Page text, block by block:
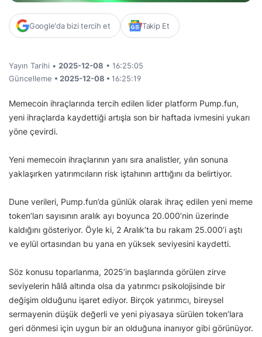
Google'da bizi tercih et Takip Et
Yayın Tarihi • 2025-12-08 • 16:25:05
Güncelleme • 2025-12-08 • 16:25:19
Memecoin ihraçlarında tercih edilen lider platform Pump.fun,
yeni ihraçlarda kaydettiği artışla son bir haftada ivmesini yukarı
yöne çevirdi.
Yeni memecoin ihraçlarının yanı sıra analistler, yılın sonuna
yaklaşırken yatırımcıların risk iştahının arttığını da belirtiyor.
Dune verileri, Pump.fun’da günlük olarak ihraç edilen yeni meme
token’ları sayısının aralık ayı boyunca 20.000’nin üzerinde
kaldığını gösteriyor. Öyle ki, 2 Aralık’ta bu rakam 25.000’i aştı
ve eylül ortasından bu yana en yüksek seviyesini kaydetti.
Söz konusu toparlanma, 2025’in başlarında görülen zirve
seviyelerin hâlâ altında olsa da yatırımcı psikolojisinde bir
değişim olduğunu işaret ediyor. Birçok yatırımcı, bireysel
sermayenin düşük değerli ve yeni piyasaya sürülen token’lara
geri dönmesi için uygun bir an olduğuna inanıyor gibi görünüyor.